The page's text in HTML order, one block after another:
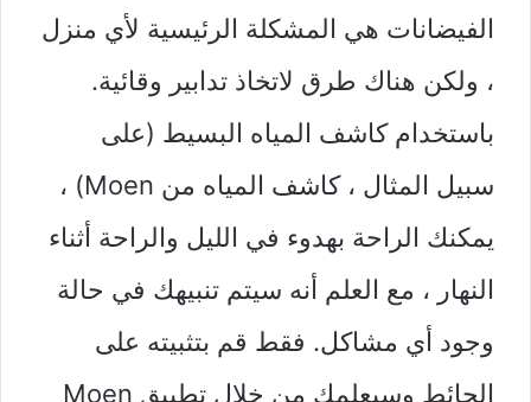
الفيضانات هي المشكلة الرئيسية لأي منزل
، ولكن هناك طرق لاتخاذ تدابير وقائية.
باستخدام كاشف المياه البسيط (على
سبيل المثال ، كاشف المياه من Moen) ،
يمكنك الراحة بهدوء في الليل والراحة أثناء
النهار ، مع العلم أنه سيتم تنبيهك في حالة
وجود أي مشاكل. فقط قم بتثبيته على
الحائط وسيعلمك من خلال تطبيق Moen